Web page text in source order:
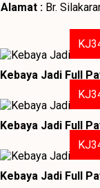
Alamat : Br.
Kebaya Jadi Full
Kebaya Jadi Full
Kebaya Jadi Full